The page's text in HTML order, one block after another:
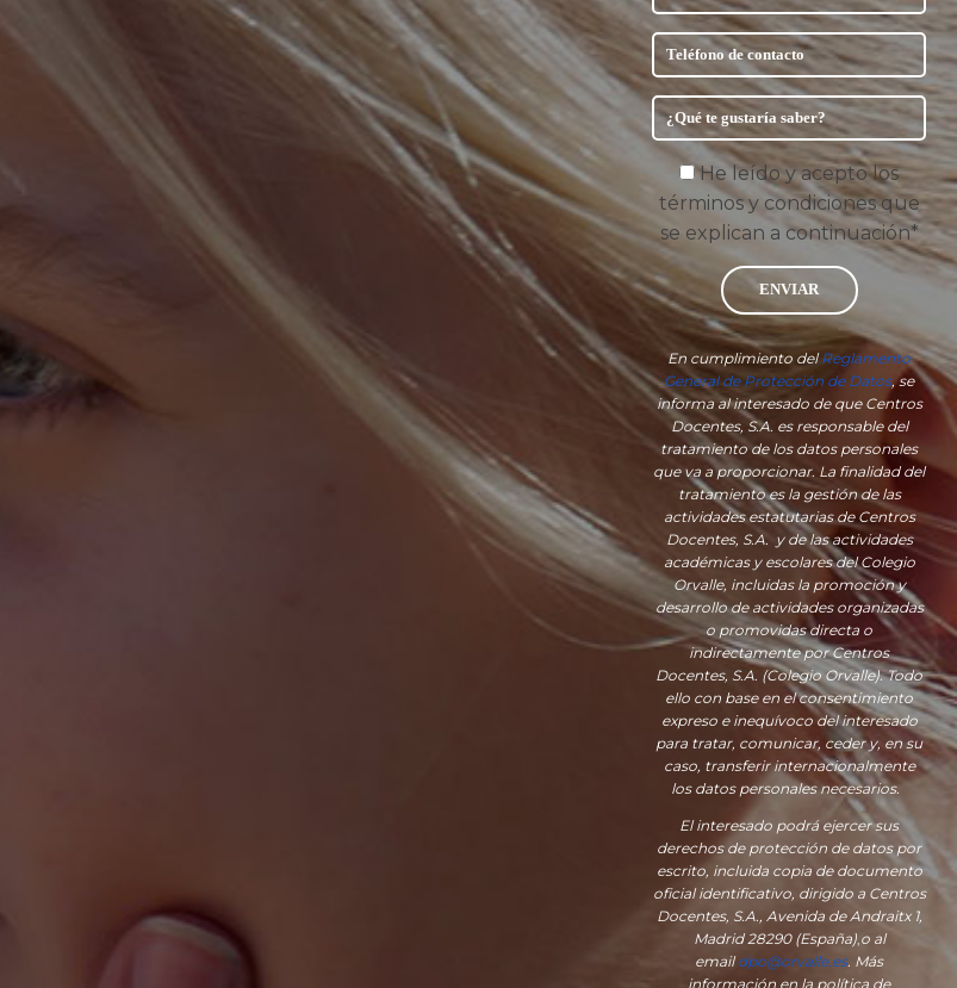
He leído y acepto los
términos y condiciones que
se explican a continuación*
ENVIAR
En cumplimiento delReglamento
General de Protección de Datos, se
informa al interesado de que Centros
Docentes, S.A. es responsable del
tratamiento de los datos personales
que va a proporcionar. La finalidad del
tratamiento es la gestión de las
actividades estatutarias de Centros
Docentes, S.A. y de las actividades
académicas y escolares del Colegio
Orvalle, incluidas la promoción y
desarrollo de actividades organizadas
o promovidas directa o
indirectamente por Centros
Docentes, S.A. (Colegio Orvalle). Todo
ello con base en el consentimiento
expreso e inequívoco del interesado
para tratar, comunicar, ceder y, en su
caso, transferir internacionalmente
los datos personales necesarios.
El interesado podrá ejercer sus
derechos de protección de datos por
escrito, incluida copia de documento
oficial identificativo, dirigido a Centros
Docentes, S.A., Avenida de Andraitx 1,
Madrid 28290 (España),o al
emaildpo@orvalle.es. Más
información en la política de